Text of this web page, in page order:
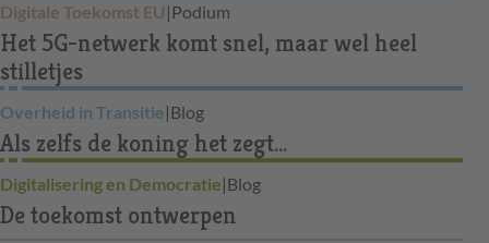
Digitale Toekomst EU |Podium
Het 5G-netwerk komt snel, maar wel heel
stilletjes
Overheid in Transitie|Blog
Als zelfs de koning het zegt...
Digitalisering en Democratie|Blog
De toekomst ontwerpen